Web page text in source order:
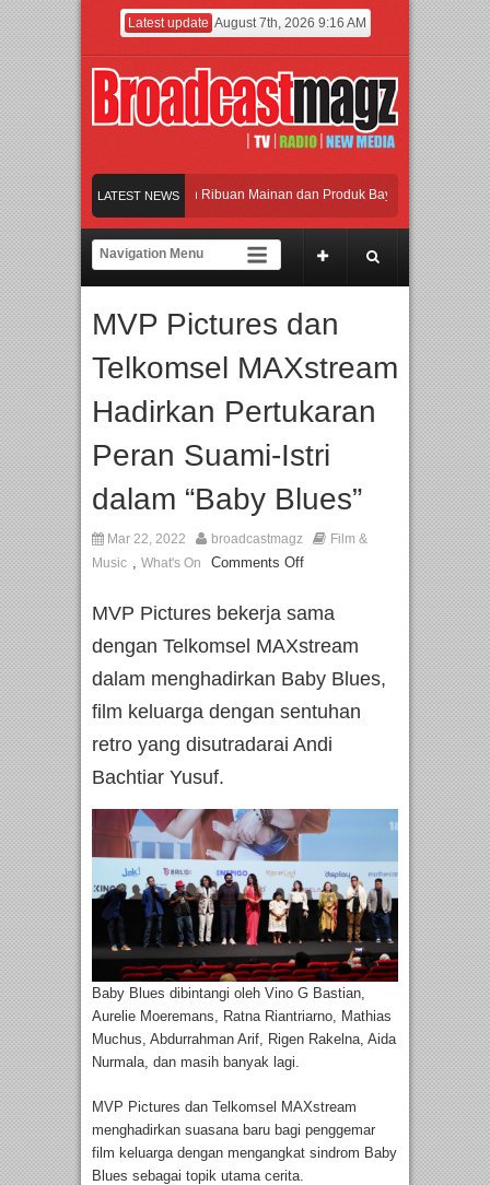
Latest update August 7th, 2026 9:16 AM
LATEST NEWS
Jakarta dengan Ribuan Mainan dan Produk Bayi dari Seluruh Dunia,
Gerbang Inovasi dan Peluang Bisnis Industri Gifts dan Housewares Asia
Perpaduan Warisan Dan Semangat Lokal, BIRKENSTOCK INDONESIA
Jakarta dengan Ribuan Mainan dan Produk Bayi dari Seluruh Dunia,
MVP Pictures dan
Telkomsel MAXstream
Hadirkan Pertukaran
Peran Suami-Istri
dalam “Baby Blues”
Mar 22, 2022 broadcastmagz
Film &
Music , What's On Comments Off
MVP Pictures bekerja sama
dengan Telkomsel MAXstream
dalam menghadirkan Baby Blues,
film keluarga dengan sentuhan
retro yang disutradarai Andi
Bachtiar Yusuf.
Baby Blues dibintangi oleh Vino G Bastian,
Aurelie Moeremans, Ratna Riantriarno, Mathias
Muchus, Abdurrahman Arif, Rigen Rakelna, Aida
Nurmala, dan masih banyak lagi.
MVP Pictures dan Telkomsel MAXstream
menghadirkan suasana baru bagi penggemar
film keluarga dengan mengangkat sindrom Baby
Blues sebagai topik utama cerita.